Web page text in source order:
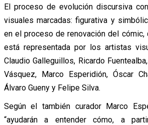
El proceso de evolución discursiva
visuales marcadas: figurativa y
en el proceso de renovación del
está representada por los artistas
Claudio Galleguillos, Ricardo
Vásquez, Marco Esperidión, Óscar
Álvaro Gueny y Felipe Silva.
Según el también curador Marco
“ayudarán a entender cómo, a